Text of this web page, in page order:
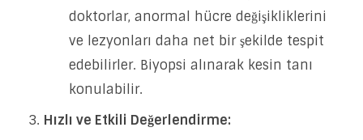
doktorlar, anormal hücre değişikliklerini
ve lezyonları daha net bir şekilde tespit
edebilirler. Biyopsi alınarak kesin tanı
konulabilir.
Hızlı ve Etkili Değerlendirme: